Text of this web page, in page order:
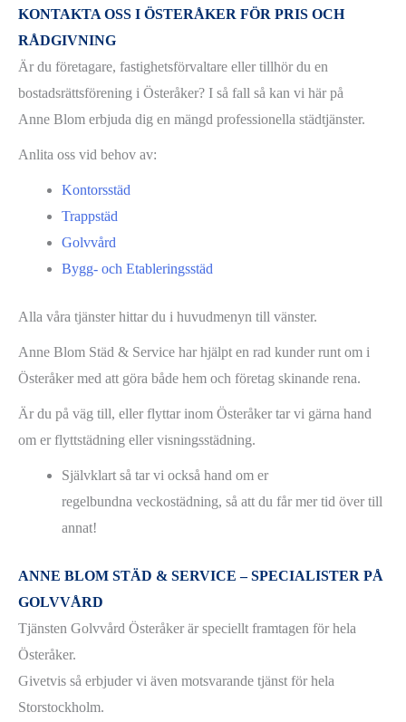
KONTAKTA OSS I ÖSTERÅKER FÖR PRIS OCH
RÅDGIVNING
Är du företagare, fastighetsförvaltare eller tillhör du en
bostadsrättsförening i Österåker? I så fall så kan vi här på
Anne Blom erbjuda dig en mängd professionella städtjänster.
Anlita oss vid behov av:
Kontorsstäd
Trappstäd
Golvvård
Bygg- och Etableringsstäd
Alla våra tjänster hittar du i huvudmenyn till vänster.
Anne Blom Städ & Service har hjälpt en rad kunder runt om i
Österåker med att göra både hem och företag skinande rena.
Är du på väg till, eller flyttar inom Österåker tar vi gärna hand
om er flyttstädning eller visningsstädning.
Självklart så tar vi också hand om er
regelbundna veckostädning, så att du får mer tid över till
annat!
ANNE BLOM STÄD & SERVICE – SPECIALISTER PÅ
GOLVVÅRD
Tjänsten Golvvård Österåker är speciellt framtagen för hela
Österåker.
Givetvis så erbjuder vi även motsvarande tjänst för hela
Storstockholm.